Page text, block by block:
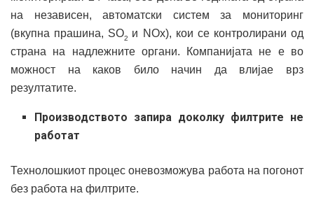
на независен, автоматски систем за мониторинг
(вкупна прашина, SO2 и NOx), кои се контролирани од
страна на надлежните органи. Компанијата не е во
можност на каков било начин да влијае врз
резултатите.
Производството запира доколку филтрите не
работат
Технолошкиот процес оневозможува работа на погонот
без работа на филтрите.